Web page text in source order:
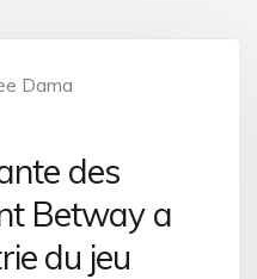
Dama
des
Betway a
du jeu